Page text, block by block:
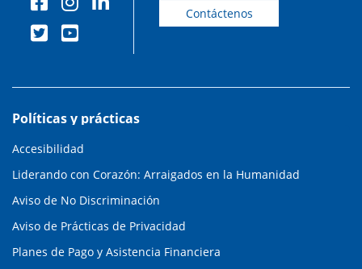
Contáctenos
Políticas y prácticas
Accesibilidad
Liderando con Corazón: Arraigados en la Humanidad
Aviso de No Discriminación
Aviso de Prácticas de Privacidad
Planes de Pago y Asistencia Financiera